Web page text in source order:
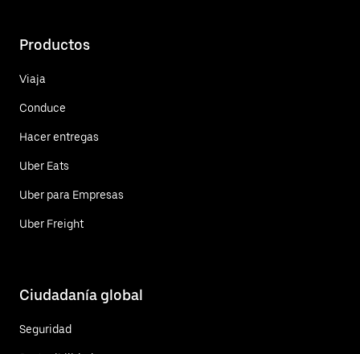
Productos
Viaja
Conduce
Hacer entregas
Uber Eats
Uber para Empresas
Uber Freight
Ciudadanía global
Seguridad